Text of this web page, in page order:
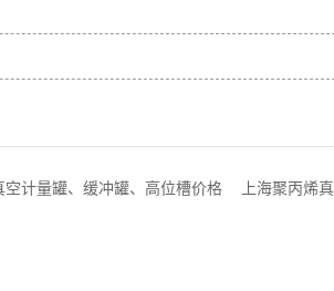
空计量罐、缓冲罐、高位槽价格 上海聚丙烯